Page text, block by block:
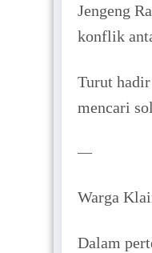
Jengeng
konflik
Turut
mencari
—
Warga
Dalam